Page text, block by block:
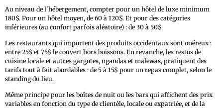
Au niveau de l'hébergement, compter pour un hôtel de luxe minimum
180$. Pour un hôtel moyen, de 60 à 120$. Et pour des catégories
inférieures (au confort parfois aléatoire) : de 30 à 50$.
Les restaurants qui importent des produits occidentaux sont onéreux :
entre 25$ et 75$ le couvert hors boissons. En revanche, les restos de
cuisine locale et autres gargotes, ngandas et malewas, pratiquent des
tarifs tout à fait abordables : de 5 à 15$ pour un repas complet, selon le
standing du lieu.
Même principe pour les boîtes de nuit ou les bars qui affichent des prix
variables en fonction du type de clientèle, locale ou expatriée, et de la